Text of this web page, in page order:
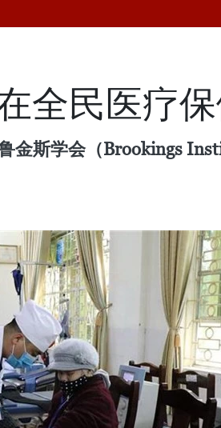
全民医疗
金斯学会（Brookings